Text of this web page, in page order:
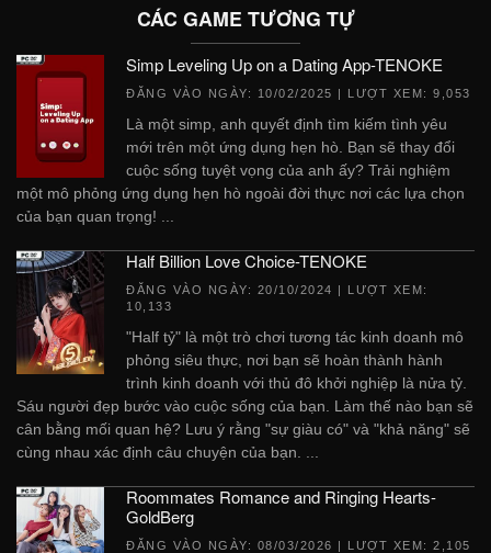
CÁC GAME TƯƠNG TỰ
Simp Leveling Up on a Dating App-TENOKE
ĐĂNG VÀO NGÀY: 10/02/2025 | LƯỢT XEM: 9,053
Là một simp, anh quyết định tìm kiếm tình yêu
mới trên một ứng dụng hẹn hò. Bạn sẽ thay đổi
cuộc sống tuyệt vọng của anh ấy? Trải nghiệm
một mô phỏng ứng dụng hẹn hò ngoài đời thực nơi các lựa chọn
của bạn quan trọng! ...
Half Billion Love Choice-TENOKE
ĐĂNG VÀO NGÀY: 20/10/2024 | LƯỢT XEM:
10,133
"Half tỷ" là một trò chơi tương tác kinh doanh mô
phỏng siêu thực, nơi bạn sẽ hoàn thành hành
trình kinh doanh với thủ đô khởi nghiệp là nửa tỷ.
Sáu người đẹp bước vào cuộc sống của bạn. Làm thế nào bạn sẽ
cân bằng mối quan hệ? Lưu ý rằng "sự giàu có" và "khả năng" sẽ
cùng nhau xác định câu chuyện của bạn. ...
Roommates Romance and Ringing Hearts-
GoldBerg
ĐĂNG VÀO NGÀY: 08/03/2026 | LƯỢT XEM: 2,105